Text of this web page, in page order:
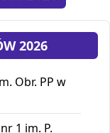
2026
Obr. PP w
1 im. P.